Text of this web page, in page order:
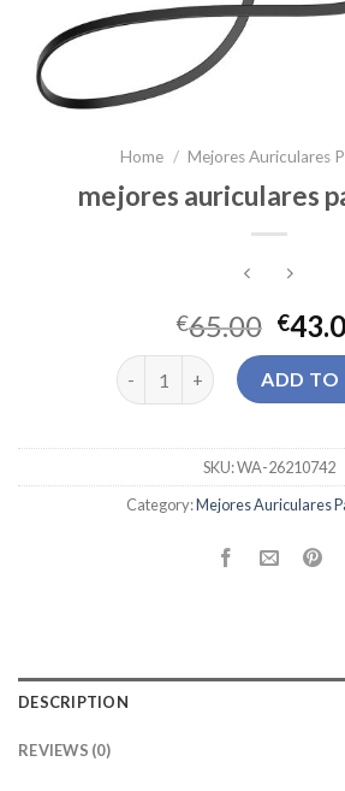
Home / Mejores Auriculares
mejores auriculares
€65.00 €
mejores auriculares para
ADD TO
SKU:WA-26210742
Category:Mejores Auriculares
DESCRIPTION
REVIEWS (0)